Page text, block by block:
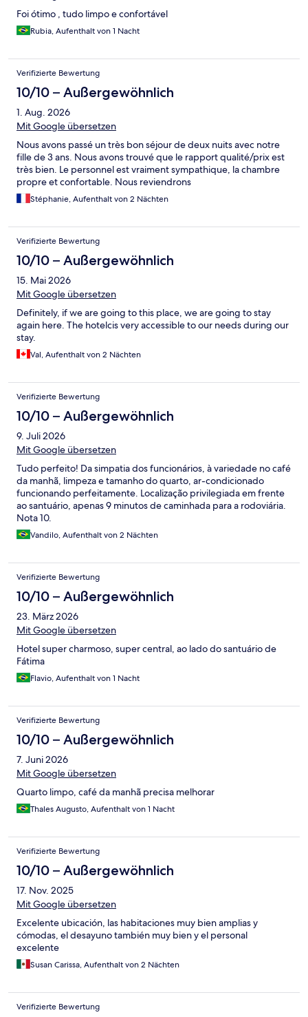
Foi ótimo , tudo limpo e confortável
Rubia, Aufenthalt von 1 Nacht
Verifizierte Bewertung
10/10 – Außergewöhnlich
1. Aug. 2026
Mit Google übersetzen
Nous avons passé un très bon séjour de deux nuits avec notre
fille de 3 ans. Nous avons trouvé que le rapport qualité/prix est
très bien. Le personnel est vraiment sympathique, la chambre
propre et confortable. Nous reviendrons
Stéphanie, Aufenthalt von 2 Nächten
Verifizierte Bewertung
10/10 – Außergewöhnlich
15. Mai 2026
Mit Google übersetzen
Definitely, if we are going to this place, we are going to stay
again here. The hotelcis very accessible to our needs during our
stay.
Val, Aufenthalt von 2 Nächten
Verifizierte Bewertung
10/10 – Außergewöhnlich
9. Juli 2026
Mit Google übersetzen
Tudo perfeito! Da simpatia dos funcionários, à variedade no café
da manhã, limpeza e tamanho do quarto, ar-condicionado
funcionando perfeitamente. Localização privilegiada em frente
ao santuário, apenas 9 minutos de caminhada para a rodoviária.
Nota 10.
Vandilo, Aufenthalt von 2 Nächten
Verifizierte Bewertung
10/10 – Außergewöhnlich
23. März 2026
Mit Google übersetzen
Hotel super charmoso, super central, ao lado do santuário de
Fátima
Flavio, Aufenthalt von 1 Nacht
Verifizierte Bewertung
10/10 – Außergewöhnlich
7. Juni 2026
Mit Google übersetzen
Quarto limpo, café da manhã precisa melhorar
Thales Augusto, Aufenthalt von 1 Nacht
Verifizierte Bewertung
10/10 – Außergewöhnlich
17. Nov. 2025
Mit Google übersetzen
Excelente ubicación, las habitaciones muy bien amplias y
cómodas, el desayuno también muy bien y el personal
excelente
Susan Carissa, Aufenthalt von 2 Nächten
Verifizierte Bewertung